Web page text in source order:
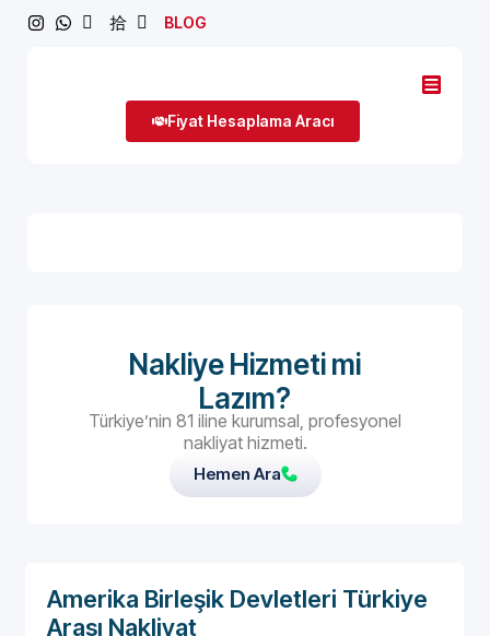
BLOG
Fiyat Hesaplama Aracı
Nakliye Hizmeti mi
Lazım?
Türkiye’nin 81 iline kurumsal, profesyonel
nakliyat hizmeti.
Hemen Ara
Amerika Birleşik Devletleri Türkiye
Arası Nakliyat